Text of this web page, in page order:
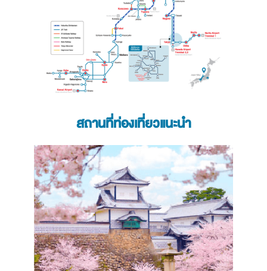
สถานที่ท่องเที่ยวแนะนำ